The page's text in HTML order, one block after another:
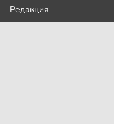
Редакция